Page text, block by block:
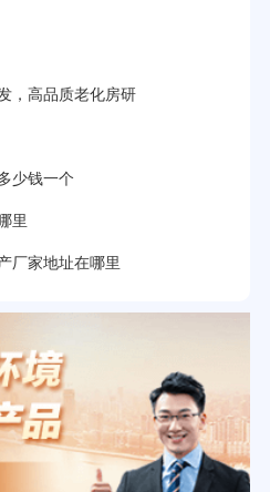
，高品质老化房研
少钱一个
里
厂家地址在哪里